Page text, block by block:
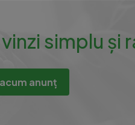
simplu și
anunț